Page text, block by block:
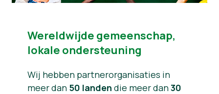
Wereldwijde gemeenschap,
lokale ondersteuning
Wij hebben partnerorganisaties in
meer dan 50 landen die meer dan30